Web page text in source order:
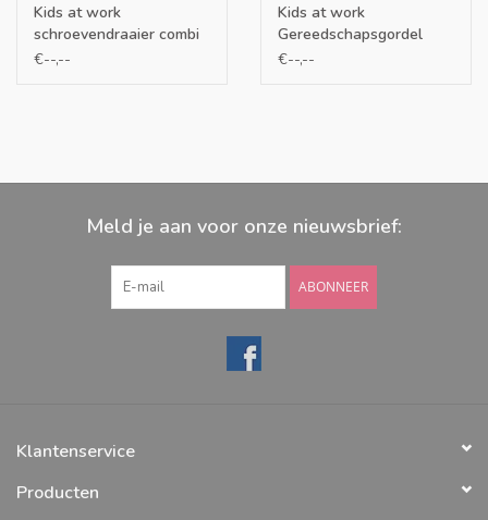
Kids at work
schroevendraaier combi
set 2
€--,--
Kids at work
Gereedschapsgordel
katoen/leer 02
€--,--
Meld je aan voor onze nieuwsbrief:
ABONNEER
Klantenservice
Producten